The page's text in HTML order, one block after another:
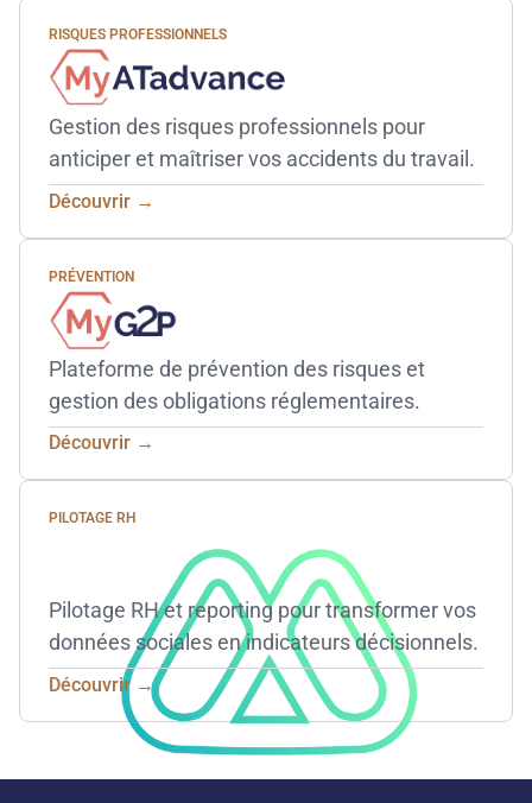
RISQUES PROFESSIONNELS
Gestion des risques professionnels pour
anticiper et maîtriser vos accidents du travail.
Découvrir →
PRÉVENTION
Plateforme de prévention des risques et
gestion des obligations réglementaires.
Découvrir →
PILOTAGE RH
Pilotage RH et reporting pour transformer vos
données sociales en indicateurs décisionnels.
Découvrir →